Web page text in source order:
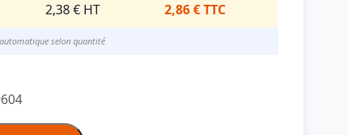
2,38 € HT 2,86 € TTC
selon quantité